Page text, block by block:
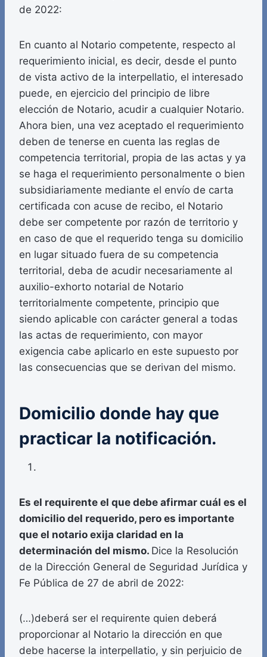
de 2022:
En cuanto al Notario competente, respecto al
requerimiento inicial, es decir, desde el punto
de vista activo de la interpellatio, el interesado
puede, en ejercicio del principio de libre
elección de Notario, acudir a cualquier Notario.
Ahora bien, una vez aceptado el requerimiento
deben de tenerse en cuenta las reglas de
competencia territorial, propia de las actas y ya
se haga el requerimiento personalmente o bien
subsidiariamente mediante el envío de carta
certificada con acuse de recibo, el Notario
debe ser competente por razón de territorio y
en caso de que el requerido tenga su domicilio
en lugar situado fuera de su competencia
territorial, deba de acudir necesariamente al
auxilio-exhorto notarial de Notario
territorialmente competente, principio que
siendo aplicable con carácter general a todas
las actas de requerimiento, con mayor
exigencia cabe aplicarlo en este supuesto por
las consecuencias que se derivan del mismo.
Domicilio donde hay que
practicar la notificación.
Es el requirente el que debe afirmar cuál es el
domicilio del requerido, pero es importante
que el notario exija claridad en la
determinación del mismo. Dice la Resolución
de la Dirección General de Seguridad Jurídica y
Fe Pública de 27 de abril de 2022:
(…)deberá ser el requirente quien deberá
proporcionar al Notario la dirección en que
debe hacerse la interpellatio, y sin perjuicio de